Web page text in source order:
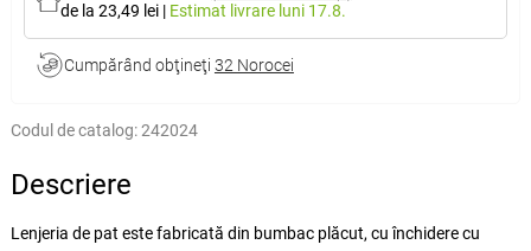
de la 23,49 lei | Estimat livrare luni 17.8.
Cumpărând obţineţi 32 Norocei
Codul de catalog:242024
Descriere
Lenjeria de pat este fabricată din bumbac plăcut, cu închidere cu